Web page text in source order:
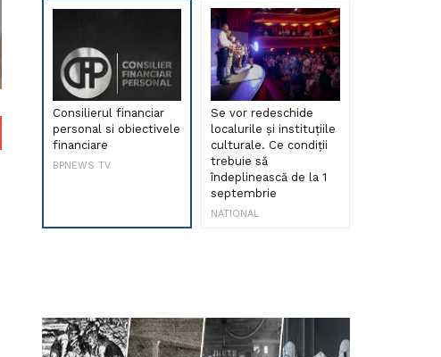
Consilierul financiar
personal si obiectivele
financiare
BPNEWS TV
Se vor redeschide
localurile și instituțiile
culturale. Ce condiții
trebuie să
îndeplinească de la 1
septembrie
NATIONAL